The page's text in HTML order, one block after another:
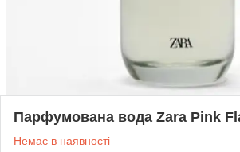
Парфумована вода Zara Pink
Немає в наявності